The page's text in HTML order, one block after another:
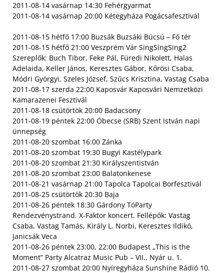
2011-08-14 vasárnap 14:30 Fehérgyarmat
2011-08-14 vasárnap 20:00 Kétegyháza Pogácsafesztivál
2011-08-15 hétfő 17:00 Buzsák Buzsáki Búcsú – Fő tér
2011-08-15 hétfő 21:00 Veszprém Vár SingSingSing2
Szereplők: Buch Tibor, Feke Pál, Füredi Nikolett, Halas
Adelaida, Keller János, Keresztes Gábor, Kőrösi Csaba,
Módri Györgyi, Szeles József, Szűcs Krisztina, Vastag Csaba
2011-08-17 szerda 22:00 Kaposvár Kaposvári Nemzetközi
Kamarazenei Fesztivál
2011-08-18 csütörtök 20:00 Badacsony
2011-08-19 péntek 22:00 Óbecse (SRB) Szent István napi
ünnepség
2011-08-20 szombat 16:00 Zánka
2011-08-20 szombat 19:30 Bugyi Kastélypark
2011-08-20 szombat 21:30 Királyszentistván
2011-08-20 szombat 23:00 Balatonkenese
2011-08-21 vasárnap 21:00 Tapolca Tapolcai Borfesztivál
2011-08-25 csütörtök 20:30 Baja
2011-08-26 péntek 18:30 Gárdony TóParty
Rendezvénystrand. X-Faktor koncert. Fellépők: Vastag
Csaba, Vastag Tamás, Király L. Norbi, Keresztes Ildikó,
Janicsák Veca
2011-08-26 péntek 23:00, 22:00 Budapest „This is the
Moment” Party Alcatraz Music Pub – VII., Nyár u. 1.
2011-08-27 szombat 20:00 Nyíregyháza Sunshine Rádió 10.